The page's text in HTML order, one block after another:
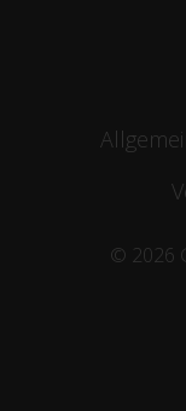
© 2026